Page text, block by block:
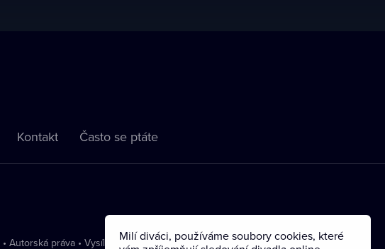
Kontakt Často se ptáte
• Autorská práva • Vysílání
Milí diváci, používáme soubory cookies, které